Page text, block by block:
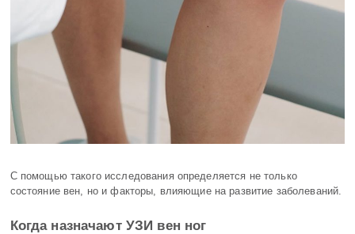
С помощью такого исследования определяется не только
состояние вен, но и факторы, влияющие на развитие заболеваний.
Когда назначают УЗИ вен ног